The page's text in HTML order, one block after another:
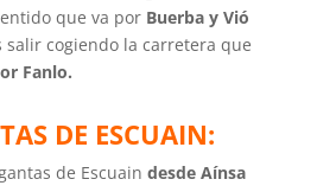
que va por Buerba y Vió
cogiendo la carretera que
Fanlo.
DE ESCUAIN:
de Escuain desde Aínsa